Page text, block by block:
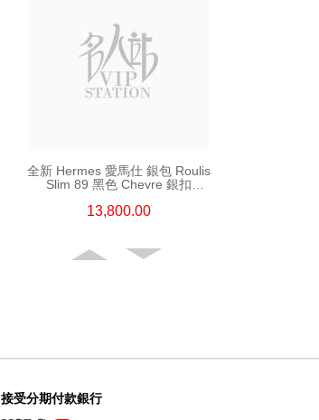
全新 Hermes 愛馬仕 銀包 Roulis
Slim 89 黑色 Chevre 銀扣
13,800.00
接受分期付款銀行